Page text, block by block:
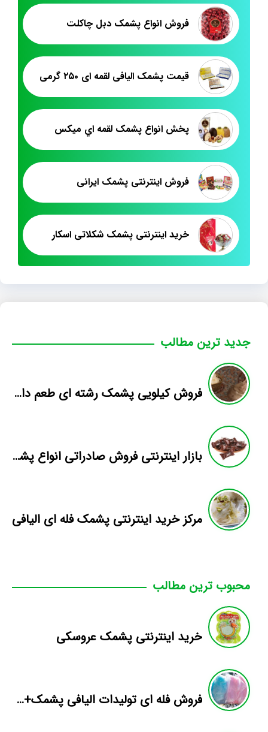
فروش انواع پشمک دبل چاکلت
قیمت پشمک الیافی لقمه ای ۲۵۰ گرمی
پخش انواع پشمک لقمه اي ميکس
فروش اینترنتی پشمک ایرانی
خرید اینترنتی پشمک شکلاتی اسکار
جدید ترین مطالب
فروش کیلویی پشمک رشته ای طعم دار میوه
بازار اینترنتی فروش صادراتی انواع پشمک الیافی/شکلاتی
مرکز خرید اینترنتی پشمک فله ای الیافی
محبوب ترین مطالب
خرید اینترنتی پشمک عروسکی
فروش فله ای تولیدات الیافی پشمک+ماه رمضان